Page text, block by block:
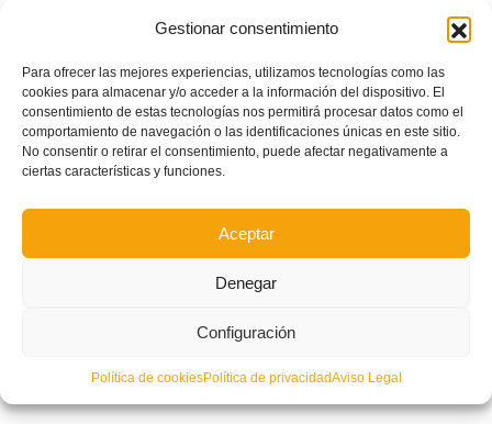
Gestionar consentimiento
Para ofrecer las mejores experiencias, utilizamos tecnologías como las
cookies para almacenar y/o acceder a la información del dispositivo. El
consentimiento de estas tecnologías nos permitirá procesar datos como el
comportamiento de navegación o las identificaciones únicas en este sitio.
No consentir o retirar el consentimiento, puede afectar negativamente a
ciertas características y funciones.
Aceptar
Denegar
Configuración
Política de cookiesPolítica de privacidadAviso Legal